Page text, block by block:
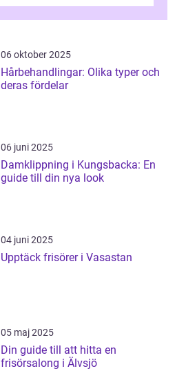
06 oktober 2025
Hårbehandlingar: Olika typer och
deras fördelar
06 juni 2025
Damklippning i Kungsbacka: En
guide till din nya look
04 juni 2025
Upptäck frisörer i Vasastan
05 maj 2025
Din guide till att hitta en
frisörsalong i Älvsjö